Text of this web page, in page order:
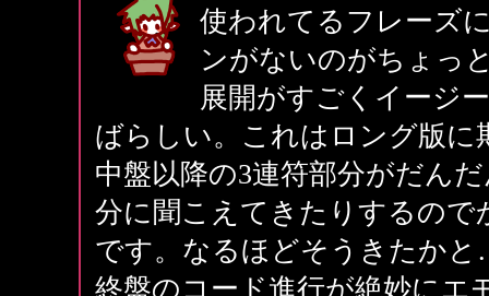
使われてるフレーズ
ンがないのがちょっ
展開がすごくイージ
ばらしい。これはロング版に
中盤以降の3連符部分がだん
分に聞こえてきたりするので
です。なるほどそうきたか
終盤のコード進行が絶妙にエ